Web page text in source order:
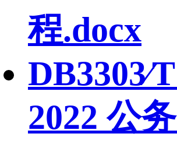
程.docx
2022 公